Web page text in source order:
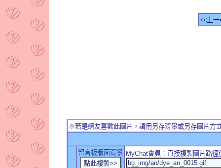
<<上一
※若是網友喜歡此圖片，請用另存背景或另存圖片方
留言板版面背景 MyChat會員：直接複製圖片路